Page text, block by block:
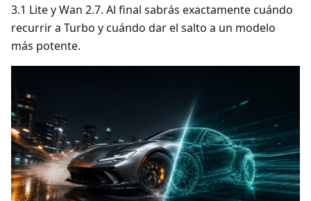
3.1 Lite y Wan 2.7. Al final sabrás exactamente cuándo
recurrir a Turbo y cuándo dar el salto a un modelo
más potente.